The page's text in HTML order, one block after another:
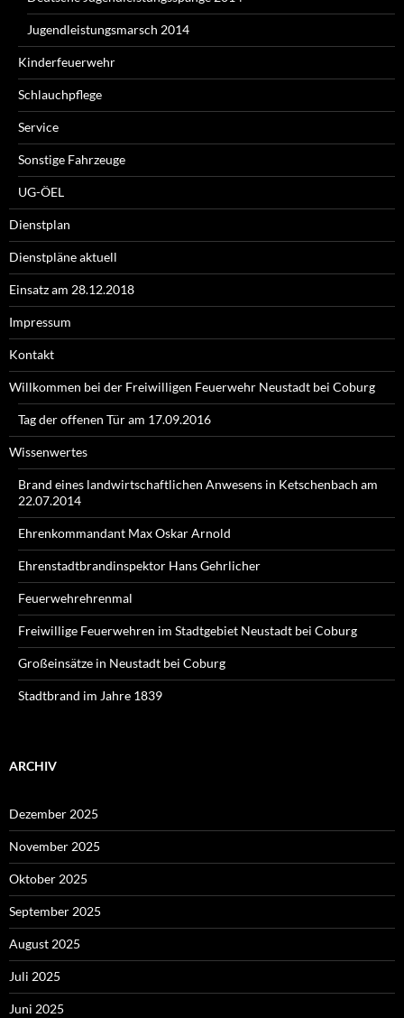
Jugendleistungsmarsch 2014
Kinderfeuerwehr
Schlauchpflege
Service
Sonstige Fahrzeuge
UG-ÖEL
Dienstplan
Dienstpläne aktuell
Einsatz am 28.12.2018
Impressum
Kontakt
Willkommen bei der Freiwilligen Feuerwehr Neustadt bei Coburg
Tag der offenen Tür am 17.09.2016
Wissenwertes
Brand eines landwirtschaftlichen Anwesens in Ketschenbach am
22.07.2014
Ehrenkommandant Max Oskar Arnold
Ehrenstadtbrandinspektor Hans Gehrlicher
Feuerwehrehrenmal
Freiwillige Feuerwehren im Stadtgebiet Neustadt bei Coburg
Großeinsätze in Neustadt bei Coburg
Stadtbrand im Jahre 1839
ARCHIV
Dezember 2025
November 2025
Oktober 2025
September 2025
August 2025
Juli 2025
Juni 2025